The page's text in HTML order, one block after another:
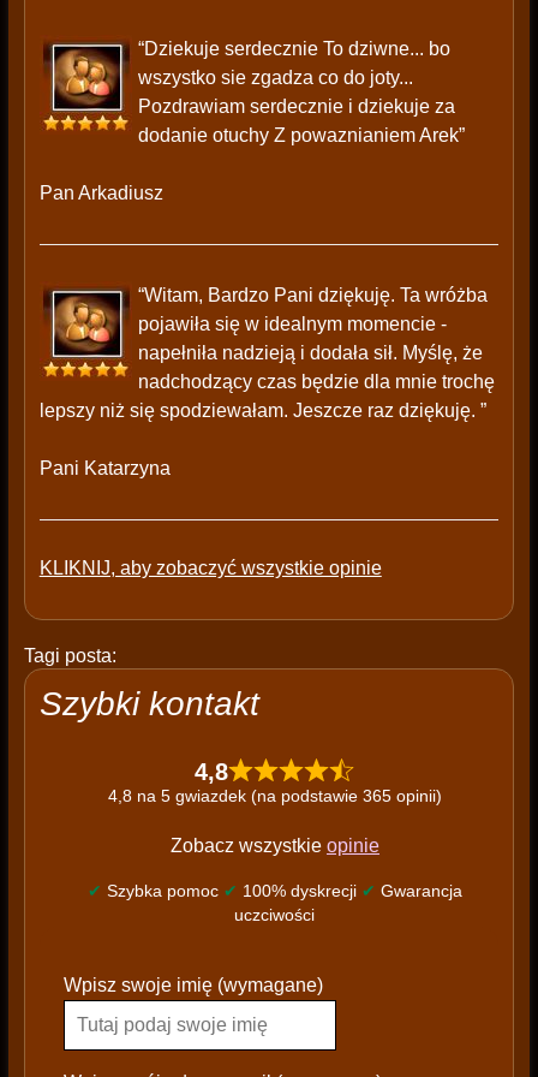
“Dziekuje serdecznie To dziwne... bo
wszystko sie zgadza co do joty...
Pozdrawiam serdecznie i dziekuje za
dodanie otuchy Z powaznianiem Arek”
Pan Arkadiusz
“Witam, Bardzo Pani dziękuję. Ta wróżba
pojawiła się w idealnym momencie -
napełniła nadzieją i dodała sił. Myślę, że
nadchodzący czas będzie dla mnie trochę
lepszy niż się spodziewałam. Jeszcze raz dziękuję. ”
Pani Katarzyna
KLIKNIJ, aby zobaczyć wszystkie opinie
Tagi posta:
Szybki kontakt
4,8
4,8 na 5 gwiazdek (na podstawie 365 opinii)
Zobacz wszystkie opinie
✔ Szybka pomoc ✔ 100% dyskrecji ✔ Gwarancja
uczciwości
l
a
Wpisz swoje imię (wymagane)